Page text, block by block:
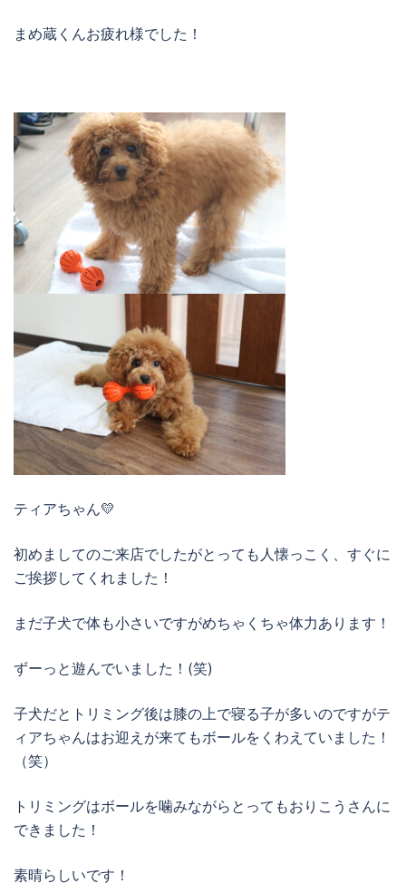
まめ蔵くんお疲れ様でした！
ティアちゃん💛
初めましてのご来店でしたがとっても人懐っこく、すぐに
ご挨拶してくれました！
まだ子犬で体も小さいですがめちゃくちゃ体力あります！
ずーっと遊んでいました！(笑)
子犬だとトリミング後は膝の上で寝る子が多いのですがテ
ィアちゃんはお迎えが来てもボールをくわえていました！
（笑）
トリミングはボールを噛みながらとってもおりこうさんに
できました！
素晴らしいです！